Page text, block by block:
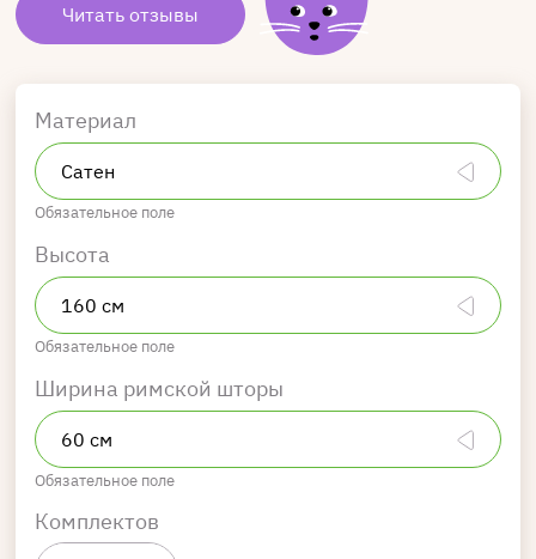
Читать отзывы
Материал
Обязательное поле
Высота
Обязательное поле
Ширина римской шторы
Обязательное поле
Комплектов